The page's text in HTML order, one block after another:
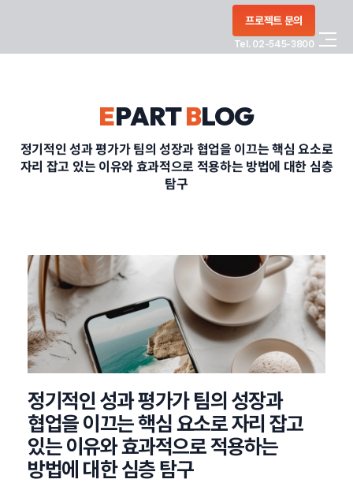
프로젝트 문의
Tel. 02-545-3800
PORTFOLIO
CONTACT
정부지원사업
EPARTBLOG
정기적인 성과 평가가 팀의 성장과 협업을 이끄는 핵심 요소로
자리 잡고 있는 이유와 효과적으로 적용하는 방법에 대한 심층
탐구
정기적인 성과 평가가 팀의 성장과
협업을 이끄는 핵심 요소로 자리 잡고
있는 이유와 효과적으로 적용하는
방법에 대한 심층 탐구